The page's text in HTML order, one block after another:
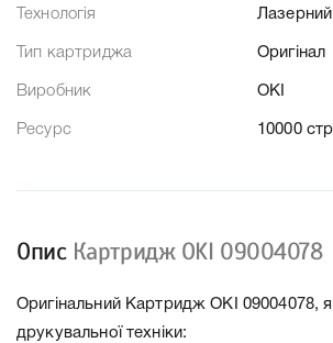
Технологія Лазерний
Тип картриджа Оригінал
Виробник OKI
Ресурс 10000
Опис Картридж OKI 09004078
Оригінальний Картридж OKI 09004078,
друкувальної техніки: